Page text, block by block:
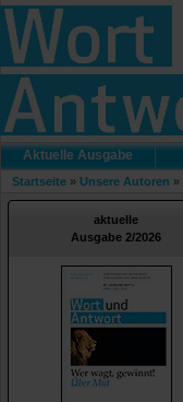
Aktuelle Ausgabe
Startseite » Unsere Autoren »
aktuelle
Ausgabe 2/2026